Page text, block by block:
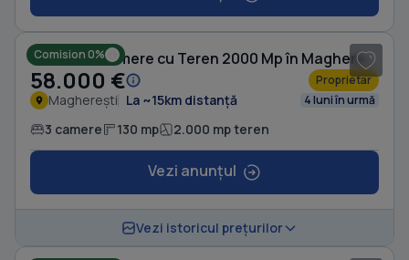
Comision 0% Casă cu 3 camere cu Teren 2000 Mp în Magherești
58.000 € Proprietar
Magherești La ~15km distanță 4 luni în urmă
3 camere 130 mp 2.000 mp teren
Vezi anunțul
Vezi istoricul prețurilor